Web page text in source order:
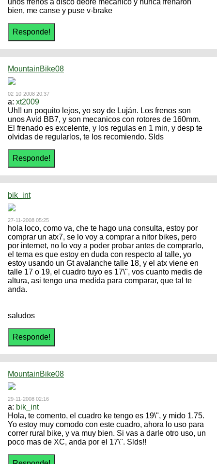
unos frenos a disco deore mecanico y nunca frenaron
bien, me canse y puse v-brake
MountainBike08
02-10-2008 20:37
a: xt2009
Uh!! un poquito lejos, yo soy de Luján. Los frenos son
unos Avid BB7, y son mecanicos con rotores de 160mm.
El frenado es excelente, y los regulas en 1 min, y desp te
olvidas de regularlos, te los recomiendo. Slds
bik_int
27-11-2008 05:25
hola loco, como va, che te hago una consulta, estoy por
comprar un atx7, se lo voy a comprar a nitor bikes, pero
por internet, no lo voy a poder probar antes de comprarlo,
el tema es que estoy en duda con respecto al talle, yo
estoy usando un Gt avalanche talle 18, y el atx viene en
talle 17 o 19, el cuadro tuyo es 17\", vos cuanto medis de
altura, asi tengo una medida para comparar, que tal te
anda.
saludos
MountainBike08
29-11-2008 02:16
a: bik_int
Hola, te comento, el cuadro ke tengo es 19\", y mido 1.75.
Yo estoy muy comodo con este cuadro, ahora lo uso para
correr rural bike, y va muy bien. Si vas a darle otro uso, un
poco mas de XC, anda por el 17\". Slds!!